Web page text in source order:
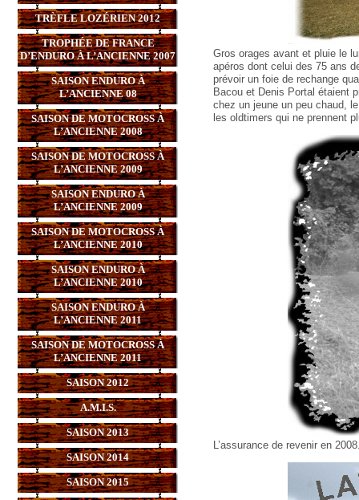
TRÈFLE LOZÉRIEN 2012
TROPHÉE DE FRANCE
D’ENDURO À L’ANCIENNE 2007
SAISON ENDURO À
L’ANCIENNE 08
SAISON DE MOTOCROSS À
L’ANCIENNE 2008
SAISON DE MOTOCROSS À
L’ANCIENNE 2009
SAISON ENDURO À
L’ANCIENNE 2009
SAISON DE MOTOCROSS À
L’ANCIENNE 2010
SAISON ENDURO À
L’ANCIENNE 2010
SAISON ENDURO À
L’ANCIENNE 2011
SAISON DE MOTOCROSS À
L’ANCIENNE 2011
SAISON 2012
A.M.I.S.
SAISON 2013
SAISON 2014
SAISON 2015
Gros orages avant et pluie le
apéros dont celui des 75 ans
prévoir un foie de rechange
Bacou et Denis Portal étaient
chez un jeune un peu chaud,
les oldtimers qui ne prennent
L’assurance de revenir en